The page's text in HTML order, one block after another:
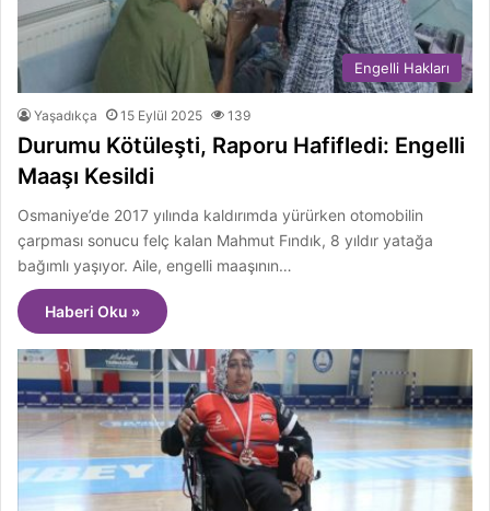
Engelli Hakları
Yaşadıkça 15 Eylül 2025 139
Durumu Kötüleşti, Raporu Hafifledi: Engelli
Maaşı Kesildi
Osmaniye’de 2017 yılında kaldırımda yürürken otomobilin
çarpması sonucu felç kalan Mahmut Fındık, 8 yıldır yatağa
bağımlı yaşıyor. Aile, engelli maaşının…
Haberi Oku »